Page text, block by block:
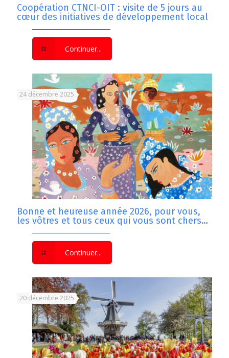
Coopération CTNCI-OIT : visite de 5 jours au
cœur des initiatives de développement local
Continuer...
24 décembre 2025
Bonne et heureuse année 2026, pour vous,
les vôtres et tous ceux qui vous sont chers…
Continuer...
20 décembre 2025